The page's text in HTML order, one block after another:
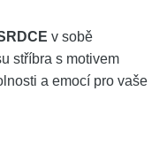
v sobě
stříbra s motivem
a emocí pro vaše